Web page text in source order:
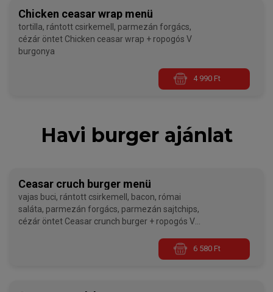
Chicken ceasar wrap menü
tortilla, rántott csirkemell, parmezán forgács,
cézár öntet Chicken ceasar wrap + ropogós V
burgonya
4 990 Ft
Havi burger ajánlat
Ceasar cruch burger menü
vajas buci, rántott csirkemell, bacon, római
saláta, parmezán forgács, parmezán sajtchips,
cézár öntet Ceasar crunch burger + ropogós V
Burgereink minden esetben medium sütési
6 580 Ft